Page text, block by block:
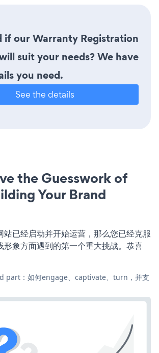
if our Warranty Registration
suit your needs? We have
you need.
See the details
the Guesswork of
Your Brand
已经启动并开始运营，那么您已经克服
形象方面遇到的第一个重大挑战。恭喜
part：如何engage、captivate、turn，并支